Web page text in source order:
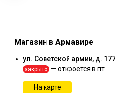
Магазин в Армавире
ул. Советской армии, д. 177
закрыто — откроется в пт
На карте